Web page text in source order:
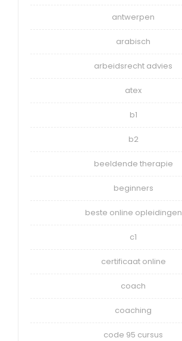
antwerpen
arabisch
arbeidsrecht advies
atex
b1
b2
beeldende therapie
beginners
beste online opleidingen
c1
certificaat online
coach
coaching
code 95 cursus